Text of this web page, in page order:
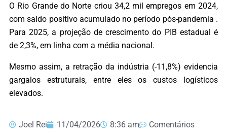
O Rio Grande do Norte criou 34,2 mil empregos em 2024,
com saldo positivo acumulado no período pós-pandemia .
Para 2025, a projeção de crescimento do PIB estadual é
de 2,3%, em linha com a média nacional.
Mesmo assim, a retração da indústria (-11,8%) evidencia
gargalos estruturais, entre eles os custos logísticos
elevados.
Joel Rei 11/04/2026 8:36 am Comentários